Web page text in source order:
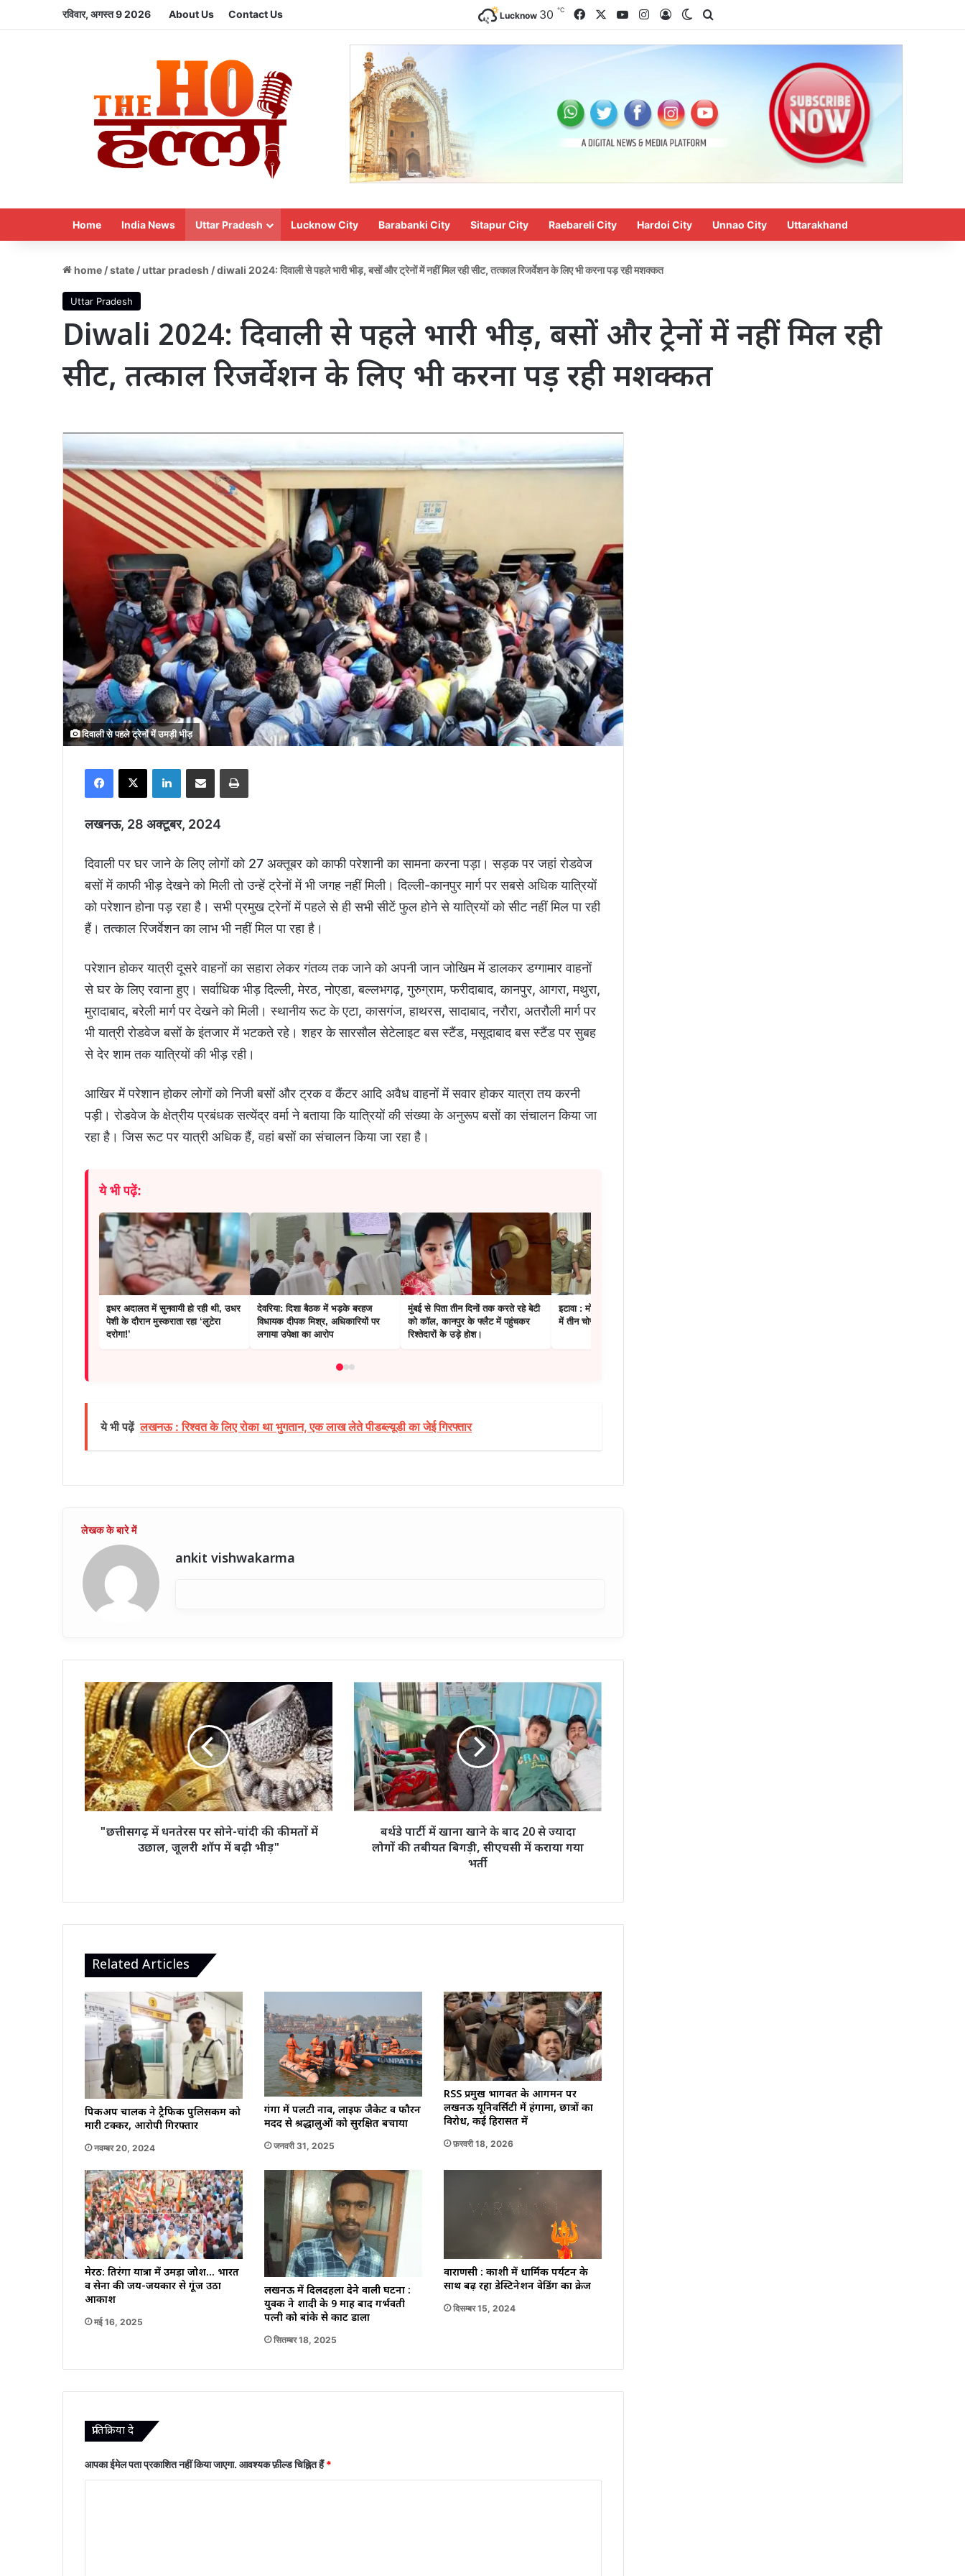
रविवार, अगस्त 9 2026 About Us Contact Us Lucknow 30 ℃ FacebookYouTubeInstagram
Log InSwitch skin
Home India News Uttar Pradesh Lucknow City Barabanki City Sitapur City Raebareli City Hardoi City Unnao City Uttarakhand
home /state /uttar pradesh /diwali 2024: दिवाली से पहले भारी भीड़, बसों और ट्रेनों में नहीं मिल रही सीट, तत्काल रिजर्वेशन के लिए भी करना पड़ रही मशक्कत
Uttar Pradesh
Diwali 2024: दिवाली से पहले भारी भीड़, बसों और ट्रेनों में नहीं मिल रही
सीट, तत्काल रिजर्वेशन के लिए भी करना पड़ रही मशक्कत
दिवाली से पहले ट्रेनों में उमड़ी भीड़
Facebook
X LinkedInShare via Email Print
लखनऊ, 28 अक्टूबर, 2024
दिवाली पर घर जाने के लिए लोगों को 27 अक्तूबर को काफी परेशानी का सामना करना पड़ा। सड़क पर जहां रोडवेज
बसों में काफी भीड़ देखने को मिली तो उन्हें ट्रेनों में भी जगह नहीं मिली। दिल्ली-कानपुर मार्ग पर सबसे अधिक यात्रियों
को परेशान होना पड़ रहा है। सभी प्रमुख ट्रेनों में पहले से ही सभी सीटें फुल होने से यात्रियों को सीट नहीं मिल पा रही
हैं। तत्काल रिजर्वेशन का लाभ भी नहीं मिल पा रहा है।
परेशान होकर यात्री दूसरे वाहनों का सहारा लेकर गंतव्य तक जाने को अपनी जान जोखिम में डालकर डग्गामार वाहनों
से घर के लिए रवाना हुए। सर्वाधिक भीड़ दिल्ली, मेरठ, नोएडा, बल्लभगढ़, गुरुग्राम, फरीदाबाद, कानपुर, आगरा, मथुरा,
मुरादाबाद, बरेली मार्ग पर देखने को मिली। स्थानीय रूट के एटा, कासगंज, हाथरस, सादाबाद, नरौरा, अतरौली मार्ग पर
भी यात्री रोडवेज बसों के इंतजार में भटकते रहे। शहर के सारसौल सेटेलाइट बस स्टैंड, मसूदाबाद बस स्टैंड पर सुबह
से देर शाम तक यात्रियों की भीड़ रही।
आखिर में परेशान होकर लोगों को निजी बसों और ट्रक व कैंटर आदि अवैध वाहनों में सवार होकर यात्रा तय करनी
पड़ी। रोडवेज के क्षेत्रीय प्रबंधक सत्येंद्र वर्मा ने बताया कि यात्रियों की संख्या के अनुरूप बसों का संचालन किया जा
रहा है। जिस रूट पर यात्री अधिक हैं, वहां बसों का संचालन किया जा रहा है।
ये भी पढ़ें:
इधर अदालत में सुनवायी हो रही थी, उधर
पेशी के दौरान मुस्कराता रहा ‘लुटेरा
दरोगा!’
देवरिया: दिशा बैठक में भड़के बरहज
विधायक दीपक मिश्र, अधिकारियों पर
लगाया उपेक्षा का आरोप
मुंबई से पिता तीन दिनों तक करते रहे बेटी
को कॉल, कानपुर के फ्लैट में पहुंचकर
रिश्तेदारों के उड़े होश।
इटावा : मोबाइल छीनकर भागने के मामले
में तीन चोर गिरफ्तार
ये भी पढ़ें लखनऊ : रिश्वत के लिए रोका था भुगतान, एक लाख लेते पीडब्ल्यूडी का जेई गिरफ्तार
ankit vishwakarma
"छत्तीसगढ़
में
धनतेरस
पर
सोने-
चांदी
की
कीमतों
में
उछाल,
भीड़"
"छत्तीसगढ़ में धनतेरस पर सोने-चांदी की कीमतों में
उछाल, जूलरी शॉप में बढ़ी भीड़"
बर्थडे
पार्टी
में
खाना
खाने
के
बाद
20
से
सीएचसी
बर्थडे पार्टी में खाना खाने के बाद 20 से ज्यादा
लोगों की तबीयत बिगड़ी, सीएचसी में कराया गया
भर्ती
Related Articles
पिकअप चालक ने ट्रैफिक पुलिसकर्मी को
मारी टक्कर, आरोपी गिरफ्तार
नवम्बर 20, 2024
गंगा में पलटी नाव, लाइफ जैकेट व फौरन
मदद से श्रद्धालुओं को सुरक्षित बचाया
जनवरी 31, 2025
RSS प्रमुख भागवत के आगमन पर
लखनऊ यूनिवर्सिटी में हंगामा, छात्रों का
विरोध, कई हिरासत में
फ़रवरी 18, 2026
मेरठ: तिरंगा यात्रा में उमड़ा जोश… भारत
व सेना की जय-जयकार से गूंज उठा
आकाश
मई 16, 2025
लखनऊ में दिलदहला देने वाली घटना :
युवक ने शादी के 9 माह बाद गर्भवती
पत्नी को बांके से काट डाला
सितम्बर 18, 2025
वाराणसी : काशी में धार्मिक पर्यटन के
साथ बढ़ रहा डेस्टिनेशन वेडिंग का क्रेज
दिसम्बर 15, 2024
प्रातिक्रिया दे
आपका ईमेल पता प्रकाशित नहीं किया जाएगा. आवश्यक फ़ील्ड चिह्नित हैं*